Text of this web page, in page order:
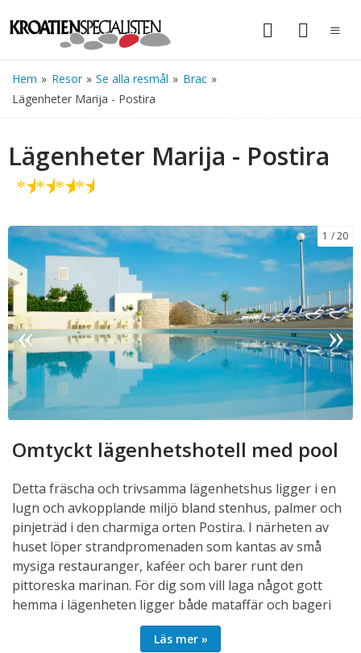
Hem » Resor » Se alla resmål » Brac »
Lägenheter Marija - Postira
Lägenheter Marija - Postira
★★★★
1 20
Omtyckt lägenhetshotell med pool
Detta fräscha och trivsamma lägenhetshus ligger i en
lugn och avkopplande miljö bland stenhus, palmer och
pinjeträd i den charmiga orten Postira. I närheten av
huset löper strandpromenaden som kantas av små
mysiga restauranger, kaféer och barer runt den
pittoreska marinan. För dig som vill laga något gott
hemma i lägenheten ligger både mataffär och bageri
endast 200 meter bort, så det är enkelt att handla
färska råvaror och nybakat bröd till dagens måltider.
Läs mer